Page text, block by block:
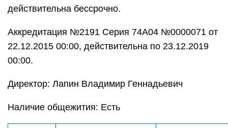
действительна бессрочно.
Аккредитация №2191 Серия 74А04 №0000071 от
22.12.2015 00:00, действительна по 23.12.2019
00:00.
Директор: Лапин Владимир Геннадьевич
Наличие общежития: Есть